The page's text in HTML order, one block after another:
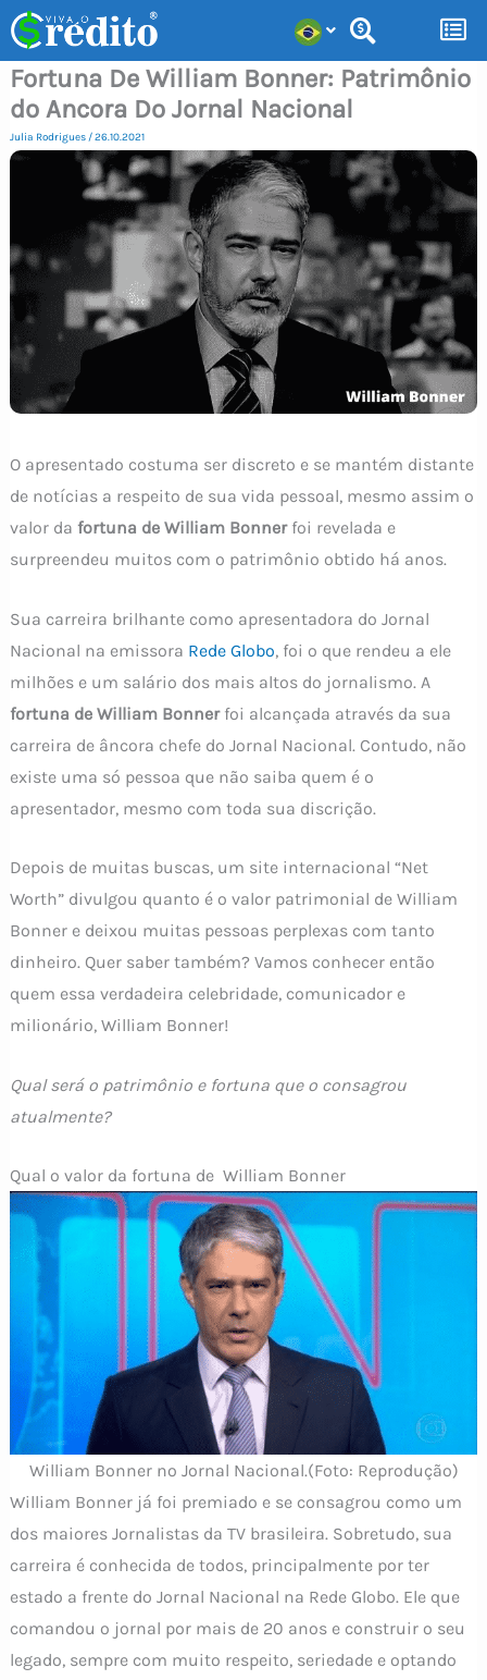
para
conteúdo
Fortuna De William Bonner: Patrimônio
do Ancora Do Jornal Nacional
Julia Rodrigues /26.10.2021
O apresentado costuma ser discreto e se mantém distante
de notícias a respeito de sua vida pessoal, mesmo assim o
valor da fortuna de William Bonnerfoi revelada e
surpreendeu muitos com o patrimônio obtido há anos.
Sua carreira brilhante como apresentadora do Jornal
Nacional na emissora Rede Globo, foi o que rendeu a ele
milhões e um salário dos mais altos do jornalismo. A
fortuna de William Bonnerfoi alcançada através da sua
carreira de âncora chefe do Jornal Nacional. Contudo, não
existe uma só pessoa que não saiba quem é o
apresentador, mesmo com toda sua discrição.
Depois de muitas buscas, um site internacional “Net
Worth” divulgou quanto é o valor patrimonial de William
Bonner e deixou muitas pessoas perplexas com tanto
dinheiro. Quer saber também? Vamos conhecer então
quem essa verdadeira celebridade, comunicador e
milionário, William Bonner!
Qual será o patrimônio e fortuna que o consagrou
atualmente?
Qual o valor da fortuna de William Bonner
William Bonner no Jornal Nacional.(Foto: Reprodução)
William Bonner já foi premiado e se consagrou como um
dos maiores Jornalistas da TV brasileira. Sobretudo, sua
carreira é conhecida de todos, principalmente por ter
estado a frente do Jornal Nacional na Rede Globo. Ele que
comandou o jornal por mais de 20 anos e construir o seu
legado, sempre com muito respeito, seriedade e optando